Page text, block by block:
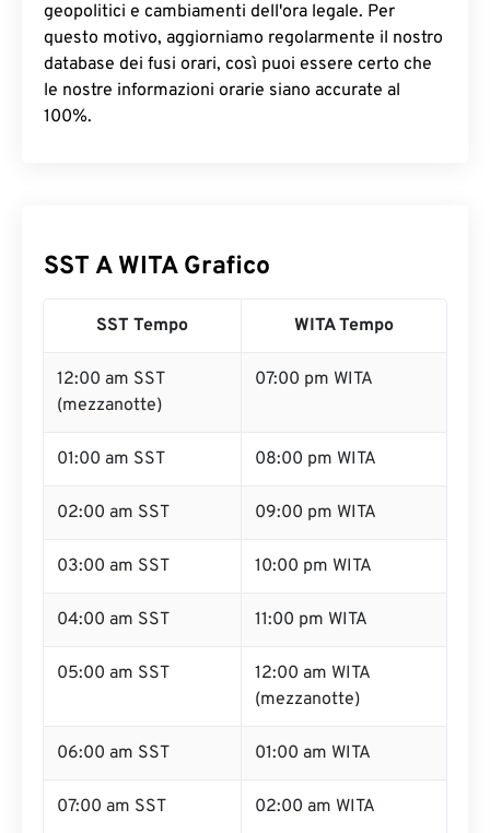
geopolitici e cambiamenti dell'ora legale. Per
questo motivo, aggiorniamo regolarmente il nostro
database dei fusi orari, così puoi essere certo che
le nostre informazioni orarie siano accurate al
100%.
SST A WITA Grafico
SST Tempo WITA Tempo
12:00 am SST
(mezzanotte)
07:00 pm WITA
01:00 am SST 08:00 pm WITA
02:00 am SST 09:00 pm WITA
03:00 am SST 10:00 pm WITA
04:00 am SST 11:00 pm WITA
05:00 am SST
12:00 am WITA
(mezzanotte)
06:00 am SST 01:00 am WITA
07:00 am SST 02:00 am WITA